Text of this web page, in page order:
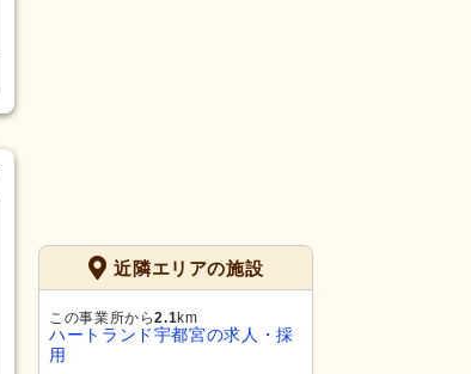
近隣エリアの施設
この事業所から2.1km
ハートランド宇都宮の求人・採
用